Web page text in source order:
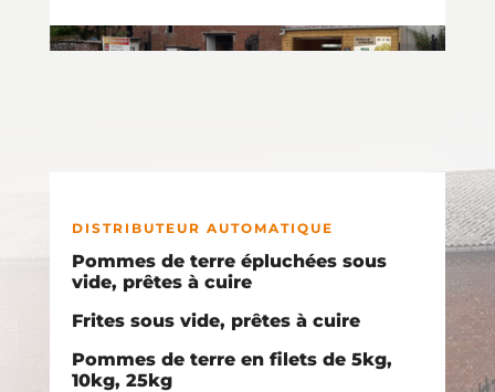
DISTRIBUTEUR AUTOMATIQUE
Pommes de terre épluchées sous
vide, prêtes à cuire
Frites sous vide, prêtes à cuire
Pommes de terre en filets de 5kg,
10kg, 25kg